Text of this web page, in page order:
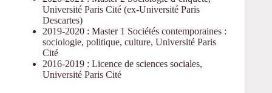
Université Paris Cité (ex-Université Paris
Descartes)
2019-2020 : Master 1 Sociétés contemporaines :
sociologie, politique, culture, Université Paris
Cité
2016-2019 : Licence de sciences sociales,
Université Paris Cité